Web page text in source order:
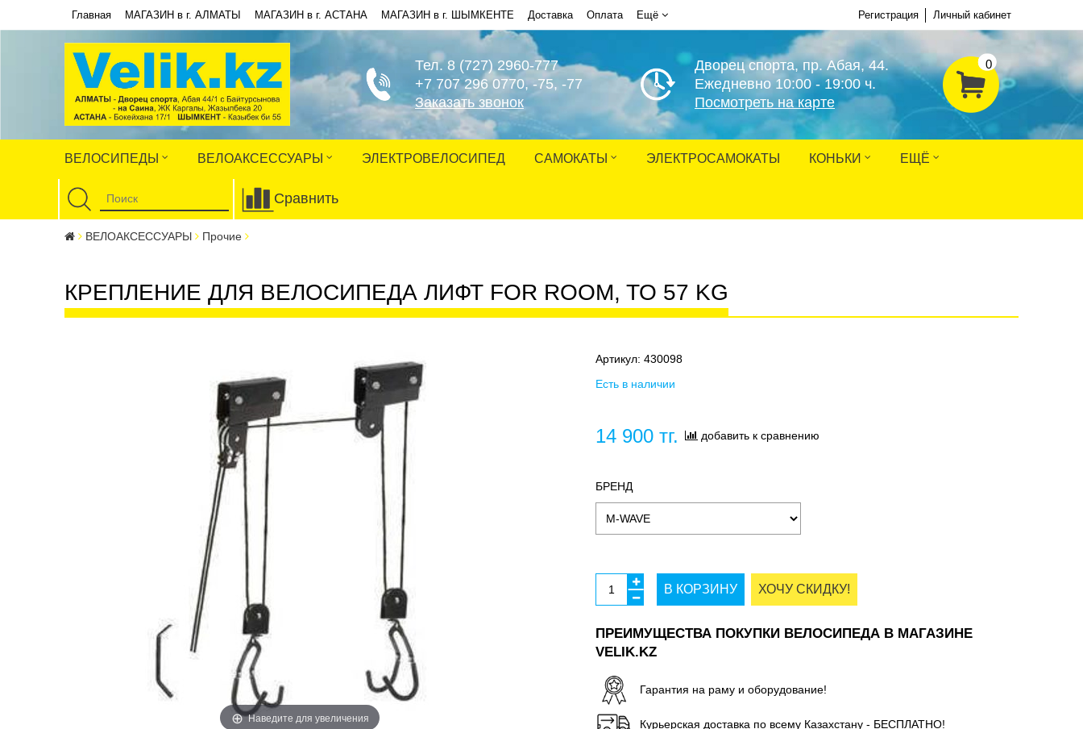
Главная МАГАЗИН в г. АЛМАТЫ МАГАЗИН в г. АСТАНА МАГАЗИН в г. ШЫМКЕНТЕ Доставка Оплата Ещё Регистрация Личный кабинет
Тел. 8 (727) 2960-777
+7 707 296 0770, -75, -77
Заказать звонок
Дворец спорта, пр. Абая, 44.
Ежедневно 10:00 - 19:00 ч.
Посмотреть на карте
0
ВЕЛОСИПЕДЫ ВЕЛОАКСЕССУАРЫ ЭЛЕКТРОВЕЛОСИПЕД САМОКАТЫ ЭЛЕКТРОСАМОКАТЫ КОНЬКИ ЕЩЁ
Сравнить
ВЕЛОАКСЕССУАРЫ Прочие
КРЕПЛЕНИЕ ДЛЯ ВЕЛОСИПЕДА ЛИФТ FOR ROOM, TO 57 KG
Наведите для увеличения
Артикул:430098
Есть в наличии
14 900 тг. добавить к сравнению
БРЕНД
В КОРЗИНУ ХОЧУ СКИДКУ!
ПРЕИМУЩЕСТВА ПОКУПКИ ВЕЛОСИПЕДА В МАГАЗИНЕ
VELIK.KZ
Гарантия на раму и оборудование!
Курьерская доставка по всему Казахстану - БЕСПЛАТНО!